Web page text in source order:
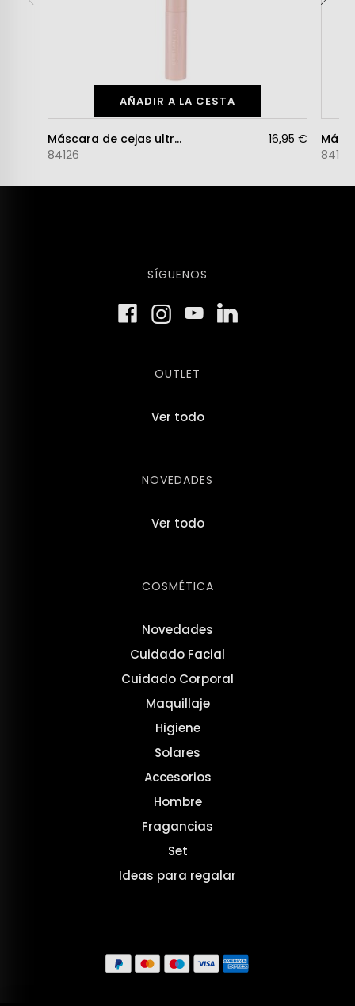
AÑADIR A LA CESTA
Máscara de cejas ultra definición Nº3
84126
16,95 €
84124
SÍGUENOS
OUTLET
Ver todo
NOVEDADES
Ver todo
COSMÉTICA
Novedades
Cuidado Facial
Cuidado Corporal
Maquillaje
Higiene
Solares
Accesorios
Hombre
Fragancias
Set
Ideas para regalar